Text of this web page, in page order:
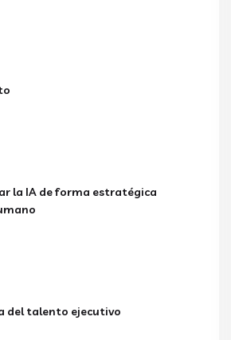
la IA de forma estratégica
del talento ejecutivo